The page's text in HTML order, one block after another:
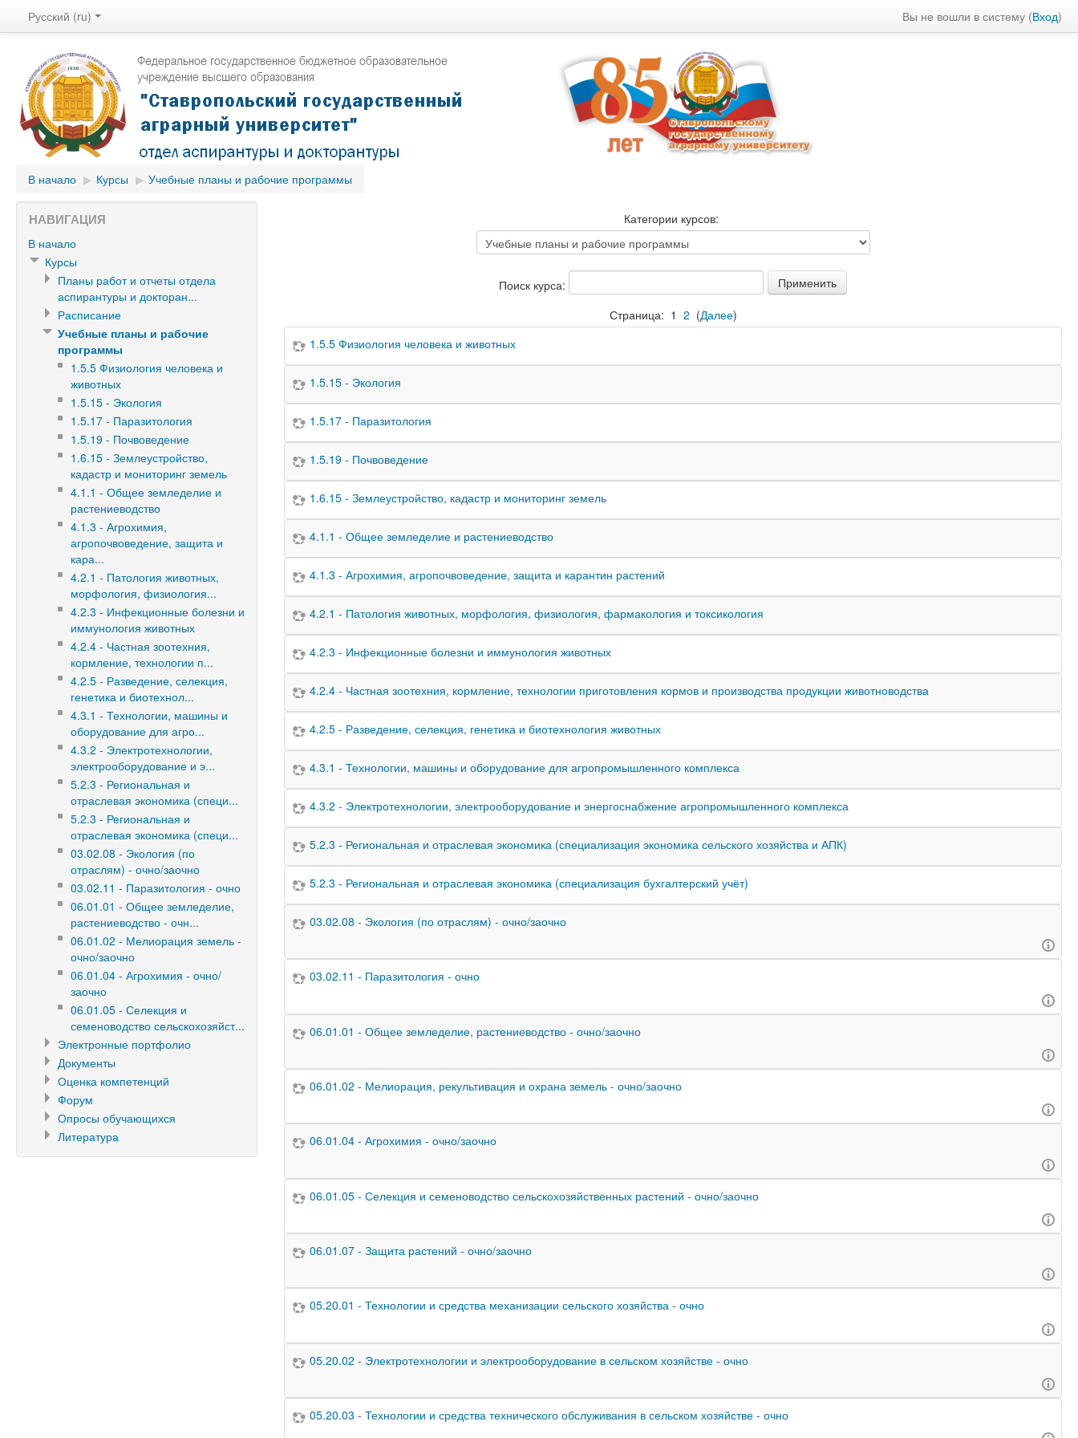
Вы не вошли в систему (Вход)
Русский (ru)
В начало ▶ Курсы ▶ Учебные планы и рабочие программы
Категории курсов:
Поиск курса:
Страница: 1 2 (Далее)
1.5.5 Физиология человека и животных
1.5.15 - Экология
1.5.17 - Паразитология
1.5.19 - Почвоведение
1.6.15 - Землеустройство, кадастр и мониторинг земель
4.1.1 - Общее земледелие и растениеводство
4.1.3 - Агрохимия, агропочвоведение, защита и карантин растений
4.2.1 - Патология животных, морфология, физиология, фармакология и токсикология
4.2.3 - Инфекционные болезни и иммунология животных
4.2.4 - Частная зоотехния, кормление, технологии приготовления кормов и производства продукции животноводства
4.2.5 - Разведение, селекция, генетика и биотехнология животных
4.3.1 - Технологии, машины и оборудование для агропромышленного комплекса
4.3.2 - Электротехнологии, электрооборудование и энергоснабжение агропромышленного комплекса
5.2.3 - Региональная и отраслевая экономика (специализация экономика сельского хозяйства и АПК)
5.2.3 - Региональная и отраслевая экономика (специализация бухгалтерский учёт)
03.02.08 - Экология (по отраслям) - очно/заочно
03.02.11 - Паразитология - очно
06.01.01 - Общее земледелие, растениеводство - очно/заочно
06.01.02 - Мелиорация, рекультивация и охрана земель - очно/заочно
06.01.04 - Агрохимия - очно/заочно
06.01.05 - Селекция и семеноводство сельскохозяйственных растений - очно/заочно
06.01.07 - Защита растений - очно/заочно
05.20.01 - Технологии и средства механизации сельского хозяйства - очно
05.20.02 - Электротехнологии и электрооборудование в сельском хозяйстве - очно
05.20.03 - Технологии и средства технического обслуживания в сельском хозяйстве - очно
НАВИГАЦИЯ
В начало
Курсы
Планы работ и отчеты отдела
аспирантуры и докторан...
Расписание
Учебные планы и рабочие
программы
1.5.5 Физиология человека и
животных
1.5.15 - Экология
1.5.17 - Паразитология
1.5.19 - Почвоведение
1.6.15 - Землеустройство,
кадастр и мониторинг земель
4.1.1 - Общее земледелие и
растениеводство
4.1.3 - Агрохимия,
агропочвоведение, защита и
кара...
4.2.1 - Патология животных,
морфология, физиология...
4.2.3 - Инфекционные болезни и
иммунология животных
4.2.4 - Частная зоотехния,
кормление, технологии п...
4.2.5 - Разведение, селекция,
генетика и биотехнол...
4.3.1 - Технологии, машины и
оборудование для агро...
4.3.2 - Электротехнологии,
электрооборудование и э...
5.2.3 - Региональная и
отраслевая экономика (специ...
5.2.3 - Региональная и
отраслевая экономика (специ...
03.02.08 - Экология (по
отраслям) - очно/заочно
03.02.11 - Паразитология - очно
06.01.01 - Общее земледелие,
растениеводство - очн...
06.01.02 - Мелиорация земель -
очно/заочно
06.01.04 - Агрохимия - очно/
заочно
06.01.05 - Селекция и
семеноводство сельскохозяйст...
Электронные портфолио
Документы
Оценка компетенций
Форум
Опросы обучающихся
Литература